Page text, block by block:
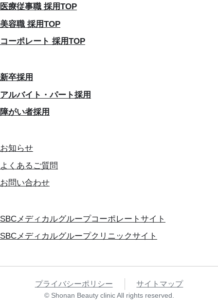
医療従事職 採用TOP
美容職 採用TOP
コーポレート 採用TOP
新卒採用
アルバイト・パート採用
障がい者採用
お知らせ
よくあるご質問
お問い合わせ
SBCメディカルグループコーポレートサイト
SBCメディカルグループクリニックサイト
プライバシーポリシー サイトマップ
© Shonan Beauty clinic All rights reserved.